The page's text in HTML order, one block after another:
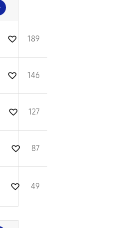
189
146
127
87
49